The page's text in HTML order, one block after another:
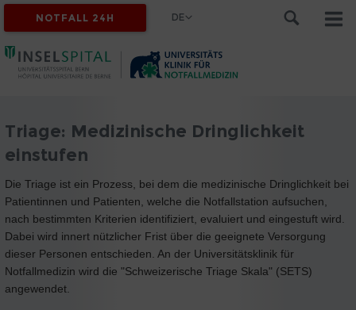
NOTFALL 24H DE
Triage: Medizinische Dringlichkeit
einstufen
Die Triage ist ein Prozess, bei dem die medizinische Dringlichkeit bei
Patientinnen und Patienten, welche die Notfallstation aufsuchen,
nach bestimmten Kriterien identifiziert, evaluiert und eingestuft wird.
Dabei wird innert nützlicher Frist über die geeignete Versorgung
dieser Personen entschieden. An der Universitätsklinik für
Notfallmedizin wird die "Schweizerische Triage Skala" (SETS)
angewendet.